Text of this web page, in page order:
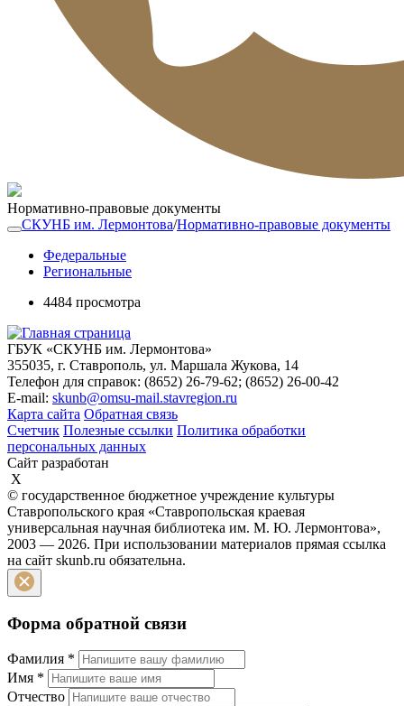
Нормативно-правовые документы
СКУНБ им. Лермонтова/Нормативно-правовые документы
Федеральные
Региональные
4484 просмотра
ГБУК «СКУНБ им. Лермонтова»
355035, г. Ставрополь, ул. Маршала Жукова, 14
Телефон для справок: (8652) 26-79-62; (8652) 26-00-42
E-mail: skunb@omsu-mail.stavregion.ru
Карта сайта Обратная связь
Счетчик Полезные ссылки Политика обработки
персональных данных
Сайт разработан
X
© государственное бюджетное учреждение культуры
Ставропольского края «Ставропольская краевая
универсальная научная библиотека им. М. Ю. Лермонтова»,
2003 — 2026. При использовании материалов прямая ссылка
на сайт skunb.ru обязательна.
Форма обратной связи
Фамилия *
Имя *
Отчество